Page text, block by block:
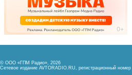
© ООО «ГПМ Радио», 2026
Сетевое издание AVTORADIO.RU, регистрационный номер